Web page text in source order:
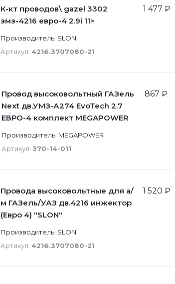
К-кт проводов\ gazel 3302
змз-4216 евро-4 2.9i 11>
Производитель: SLON
Артикул: 4216.3707080-21
1 477 ₽
Провод высоковольтный ГАЗель
Next дв.УМЗ-А274 EvoTech 2.7
ЕВРО-4 комплект MEGAPOWER
Производитель: MEGAPOWER
Артикул: 370-14-011
867 ₽
Провода высоковольтные для а/
м ГАЗель/УАЗ дв.4216 инжектор
(Евро 4) "SLON"
Производитель: SLON
Артикул: 4216.3707080-21
1 520 ₽